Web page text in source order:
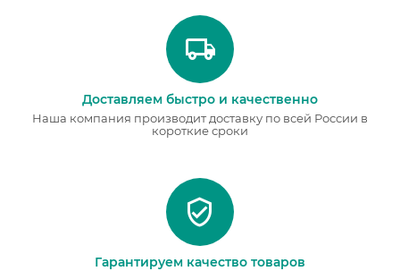
Доставляем быстро и качественно
Наша компания производит доставку по всей России в
короткие сроки
Гарантируем качество товаров